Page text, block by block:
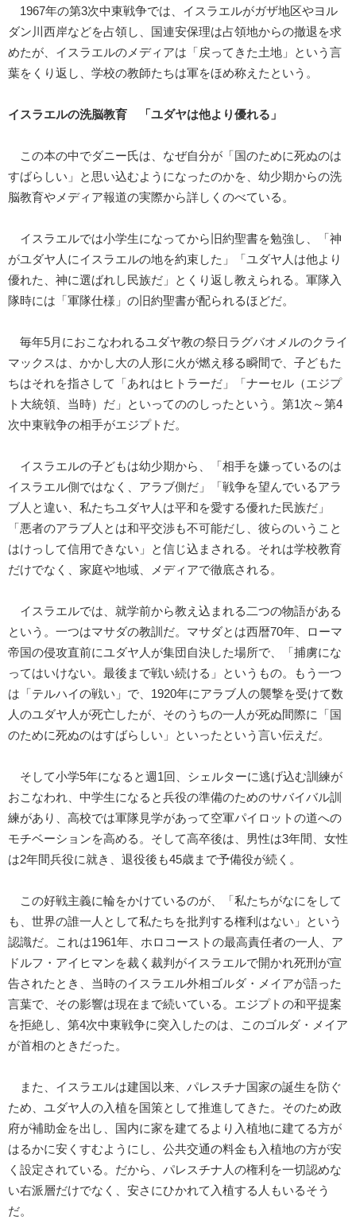
1967年の第3次中東戦争では、イスラエルがガザ地区やヨル
ダン川西岸などを占領し、国連安保理は占領地からの撤退を求
めたが、イスラエルのメディアは「戻ってきた土地」という言
葉をくり返し、学校の教師たちは軍をほめ称えたという。
イスラエルの洗脳教育 「ユダヤは他より優れる」
この本の中でダニー氏は、なぜ自分が「国のために死ぬのは
すばらしい」と思い込むようになったのかを、幼少期からの洗
脳教育やメディア報道の実際から詳しくのべている。
イスラエルでは小学生になってから旧約聖書を勉強し、「神
がユダヤ人にイスラエルの地を約束した」「ユダヤ人は他より
優れた、神に選ばれし民族だ」とくり返し教えられる。軍隊入
隊時には「軍隊仕様」の旧約聖書が配られるほどだ。
毎年5月におこなわれるユダヤ教の祭日ラグバオメルのクライ
マックスは、かかし大の人形に火が燃え移る瞬間で、子どもた
ちはそれを指さして「あれはヒトラーだ」「ナーセル（エジプ
ト大統領、当時）だ」といってののしったという。第1次～第4
次中東戦争の相手がエジプトだ。
イスラエルの子どもは幼少期から、「相手を嫌っているのは
イスラエル側ではなく、アラブ側だ」「戦争を望んでいるアラ
ブ人と違い、私たちユダヤ人は平和を愛する優れた民族だ」
「悪者のアラブ人とは和平交渉も不可能だし、彼らのいうこと
はけっして信用できない」と信じ込まされる。それは学校教育
だけでなく、家庭や地域、メディアで徹底される。
イスラエルでは、就学前から教え込まれる二つの物語がある
という。一つはマサダの教訓だ。マサダとは西暦70年、ローマ
帝国の侵攻直前にユダヤ人が集団自決した場所で、「捕虜にな
ってはいけない。最後まで戦い続ける」というもの。もう一つ
は「テルハイの戦い」で、1920年にアラブ人の襲撃を受けて数
人のユダヤ人が死亡したが、そのうちの一人が死ぬ間際に「国
のために死ぬのはすばらしい」といったという言い伝えだ。
そして小学5年になると週1回、シェルターに逃げ込む訓練が
おこなわれ、中学生になると兵役の準備のためのサバイバル訓
練があり、高校では軍隊見学があって空軍パイロットの道への
モチベーションを高める。そして高卒後は、男性は3年間、女性
は2年間兵役に就き、退役後も45歳まで予備役が続く。
この好戦主義に輪をかけているのが、「私たちがなにをして
も、世界の誰一人として私たちを批判する権利はない」という
認識だ。これは1961年、ホロコーストの最高責任者の一人、ア
ドルフ・アイヒマンを裁く裁判がイスラエルで開かれ死刑が宣
告されたとき、当時のイスラエル外相ゴルダ・メイアが語った
言葉で、その影響は現在まで続いている。エジプトの和平提案
を拒絶し、第4次中東戦争に突入したのは、このゴルダ・メイア
が首相のときだった。
また、イスラエルは建国以来、パレスチナ国家の誕生を防ぐ
ため、ユダヤ人の入植を国策として推進してきた。そのため政
府が補助金を出し、国内に家を建てるより入植地に建てる方が
はるかに安くすむようにし、公共交通の料金も入植地の方が安
く設定されている。だから、パレスチナ人の権利を一切認めな
い右派層だけでなく、安さにひかれて入植する人もいるそう
だ。